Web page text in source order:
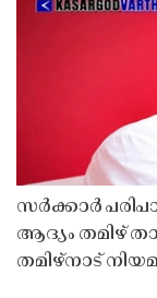
സർക്കാർ
ആദ്യം തമിഴ്
തമിഴ്നാട്